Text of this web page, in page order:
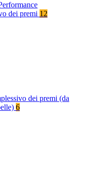
dei premi 12
dei premi (da
6